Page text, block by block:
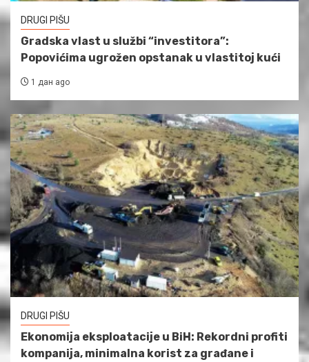
DRUGI PIŠU
Gradska vlast u službi “investitora”:
Popovićima ugrožen opstanak u vlastitoj kući
1 дан ago
DRUGI PIŠU
Ekonomija eksploatacije u BiH: Rekordni profiti
kompanija, minimalna korist za građane i